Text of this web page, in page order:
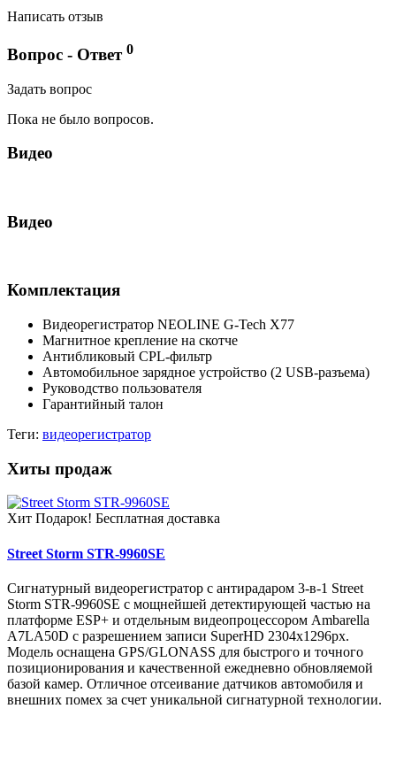
Написать отзыв
Вопрос - Ответ 0
Задать вопрос
Пока не было вопросов.
Видео
Видео
Комплектация
Видеорегистратор NEOLINE G-Tech X77
Магнитное крепление на скотче
Антибликовый CPL-фильтр
Автомобильное зарядное устройство (2 USB-разъема)
Руководство пользователя
Гарантийный талон
Теги: видеорегистратор
Хиты продаж
Хит Подарок! Бесплатная доставка
Street Storm STR-9960SE
Сигнатурный видеорегистратор с антирадаром 3-в-1 Street
Storm STR-9960SE с мощнейшей детектирующей частью на
платформе ESP+ и отдельным видеопроцессором Ambarella
A7LA50D c разрешением записи SuperHD 2304х1296px.
Модель оснащена GPS/GLONASS для быстрого и точного
позиционирования и качественной ежедневно обновляемой
базой камер. Отличное отсеивание датчиков автомобиля и
внешних помех за счет уникальной сигнатурной технологии.